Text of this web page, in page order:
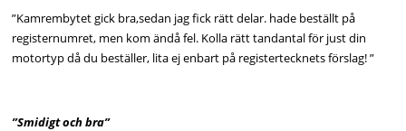
”Kamrembytet gick bra,sedan jag fick rätt delar. hade beställt på
registernumret, men kom ändå fel. Kolla rätt tandantal för just din
motortyp då du beställer, lita ej enbart på registertecknets förslag! ”
”Smidigt och bra”